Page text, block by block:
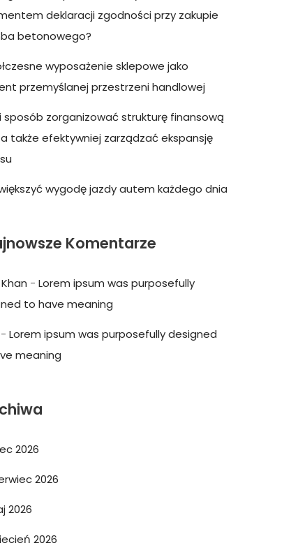
deklaracji zgodności przy zakupie
betonowego?
wyposażenie sklepowe jako
przemyślanej przestrzeni handlowej
sposób zorganizować strukturę finansową
także efektywniej zarządzać ekspansję
wygodę jazdy autem każdego dnia
Komentarze
- Lorem ipsum was purposefully
to have meaning
- Lorem ipsum was purposefully designed
meaning
2026
2026
2026
2026